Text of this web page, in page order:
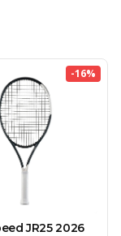
-16%
JR25 2026